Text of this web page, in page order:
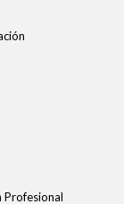
Profesional